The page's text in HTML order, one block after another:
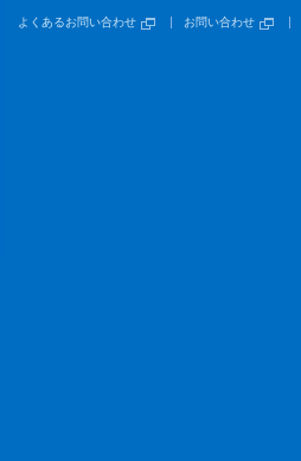
よくあるお問い合わせ お問い合わせ